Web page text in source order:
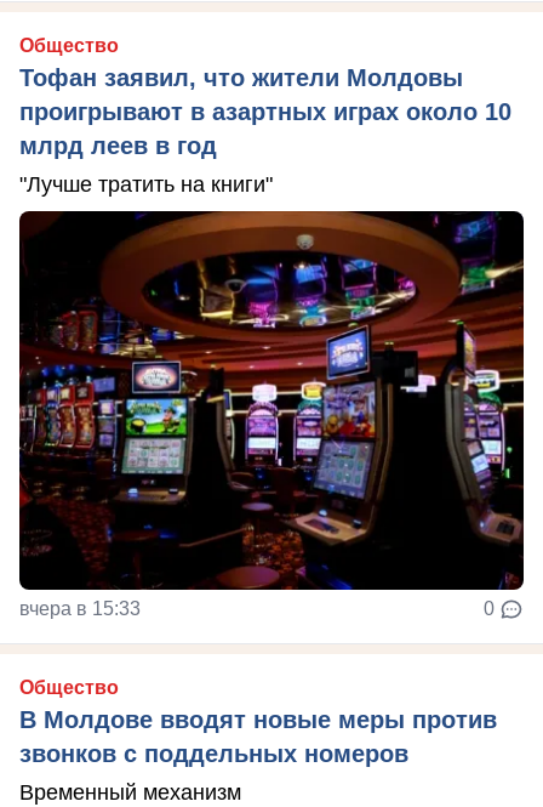
Общество
Тофан заявил, что жители Молдовы
проигрывают в азартных играх около 10
млрд леев в год
"Лучше тратить на книги"
вчера в 15:33 0
Общество
В Молдове вводят новые меры против
звонков с поддельных номеров
Временный механизм